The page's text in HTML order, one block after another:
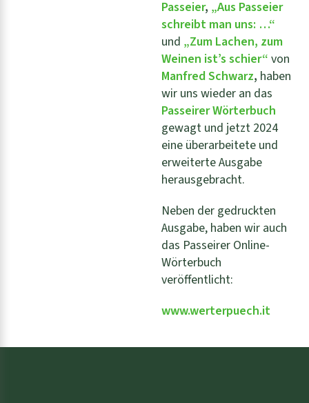
Passeier, „Aus Passeier
schreibt man uns: …“
und „Zum Lachen, zum
Weinen ist’s schier“ von
Manfred Schwarz, haben
wir uns wieder an das
Passeirer Wörterbuch
gewagt und jetzt 2024
eine überarbeitete und
erweiterte Ausgabe
herausgebracht.
Neben der gedruckten
Ausgabe, haben wir auch
das Passeirer Online-
Wörterbuch
veröffentlicht:
www.werterpuech.it